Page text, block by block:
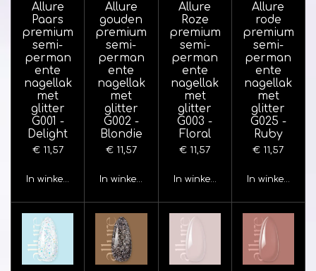
Allure
Paars
premium
semi-
perman
ente
nagellak
met
glitter
G001 -
Delight
€ 11,57
In winkelwagen
Allure
gouden
premium
semi-
perman
ente
nagellak
met
glitter
G002 -
Blondie
€ 11,57
In winkelwagen
Allure
Roze
premium
semi-
perman
ente
nagellak
met
glitter
G003 -
Floral
€ 11,57
In winkelwagen
Allure
rode
premium
semi-
perman
ente
nagellak
met
glitter
G025 -
Ruby
€ 11,57
In